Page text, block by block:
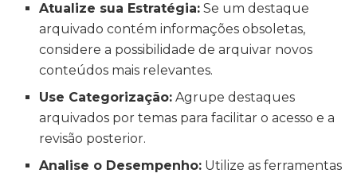
Atualize sua Estratégia: Se um destaque
arquivado contém informações obsoletas,
considere a possibilidade de arquivar novos
conteúdos mais relevantes.
Use Categorização: Agrupe destaques
arquivados por temas para facilitar o acesso e a
revisão posterior.
Analise o Desempenho: Utilize as ferramentas